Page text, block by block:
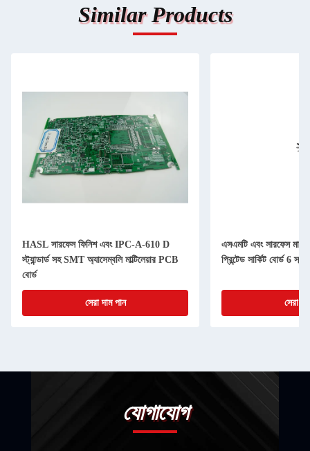
Similar Products
HASL সারফেস ফিনিশ এবং IPC-A-610 D
স্ট্যান্ডার্ড সহ SMT অ্যাসেম্বলি মাল্টিলেয়ার PCB
বোর্ড
সেরা দাম পান
এসএমটি এবং সারফেস মাউন্ট
প্রিন্টেড সার্কিট বোর্ড 6
সেরা
যোগাযোগ